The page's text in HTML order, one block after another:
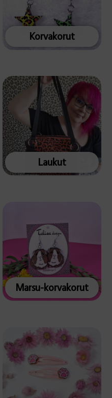
Korvakorut
Laukut
Marsu-korvakorut